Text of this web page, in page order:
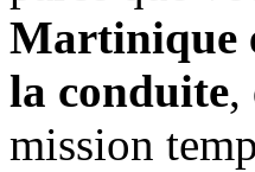
Martinique
la conduite,
mission